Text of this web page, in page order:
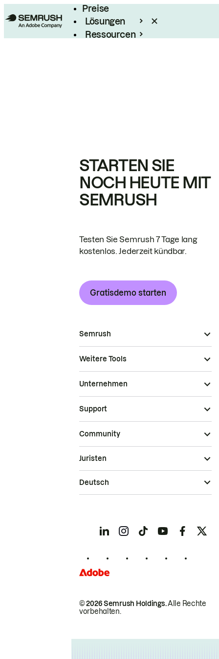
Preise
Lösungen
Ressourcen
STARTEN SIE
NOCH HEUTE MIT
SEMRUSH
Testen Sie Semrush 7 Tage lang
kostenlos. Jederzeit kündbar.
Gratisdemo starten
Semrush
Weitere Tools
Unternehmen
Support
Community
© 2026 Semrush Holdings.Alle Rechte
vorbehalten.
Juristen
Deutsch